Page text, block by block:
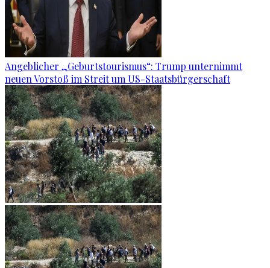
Angeblicher „Geburtstourismus“: Trump unternimmt
neuen Vorstoß im Streit um US-Staatsbürgerschaft